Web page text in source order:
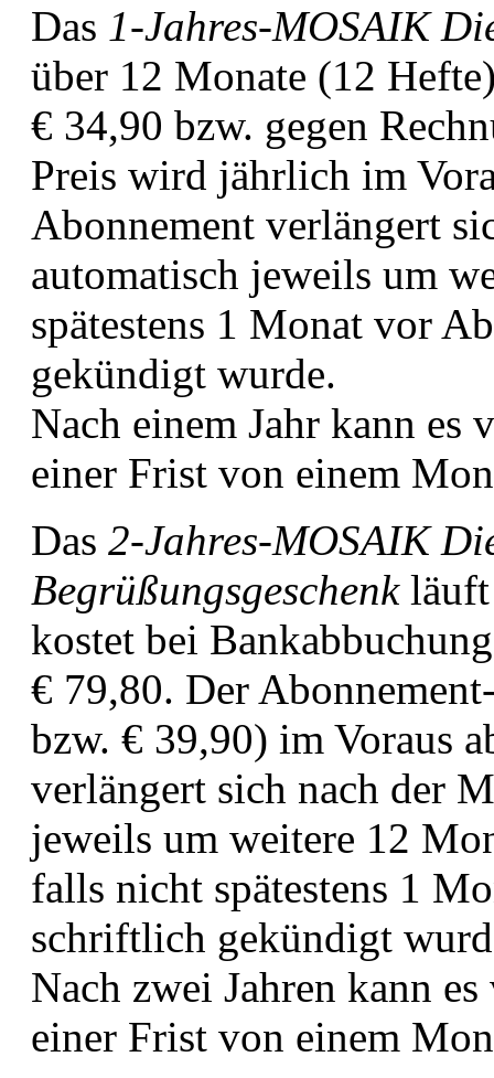
Das 1-Jahres-MOSAIK
über 12 Monate (12
€ 34,90 bzw. gegen
Preis wird jährlich im
Abonnement verlängert
automatisch jeweils um
spätestens 1 Monat vor
gekündigt wurde.
Nach einem Jahr kann es
einer Frist von einem
Das 2-Jahres-MOSAIK
Begrüßungsgeschenkläuft
kostet bei
€ 79,80. Der
bzw. € 39,90) im Voraus
verlängert sich nach der
jeweils um weitere 12
falls nicht spätestens 1
schriftlich gekündigt
Nach zwei Jahren kann
einer Frist von einem